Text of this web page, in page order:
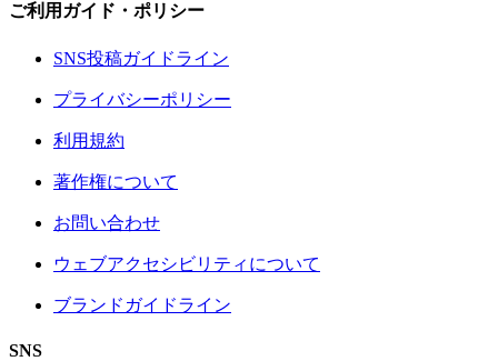
ご利用ガイド・ポリシー
SNS投稿ガイドライン
プライバシーポリシー
利用規約
著作権について
お問い合わせ
ウェブアクセシビリティについて
ブランドガイドライン
SNS